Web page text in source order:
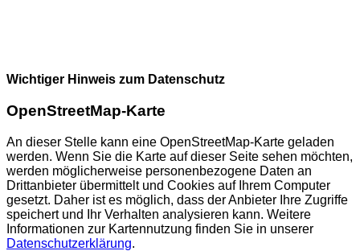
Wichtiger Hinweis zum Datenschutz
OpenStreetMap-Karte
An dieser Stelle kann eine OpenStreetMap-Karte geladen
werden. Wenn Sie die Karte auf dieser Seite sehen möchten,
werden möglicherweise personenbezogene Daten an
Drittanbieter übermittelt und Cookies auf Ihrem Computer
gesetzt. Daher ist es möglich, dass der Anbieter Ihre Zugriffe
speichert und Ihr Verhalten analysieren kann. Weitere
Informationen zur Kartennutzung finden Sie in unserer
Datenschutzerklärung.